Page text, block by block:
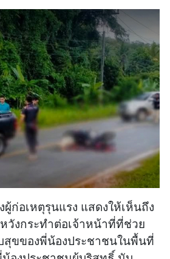
ก่อเหตุรุนแรง แสดงให้เห็นถึง
วังกระทำต่อเจ้าหน้าที่ที่ช่วย
สุขของพี่น้องประชาชนในพื้นที่